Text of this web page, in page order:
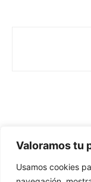
Valoramos tu
Usamos cookies
Redes Cristianas
Una mirada
- Colectivos de Redes